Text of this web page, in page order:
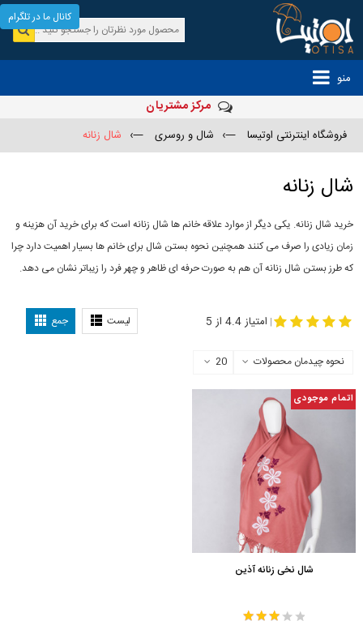
منو
مرکز مشتریان
فروشگاه اینترنتی اوتیسا —› شال و روسری —› شال زنانه
شال زنانه
خرید شال زنانه. یکی دیگر از موارد علاقه خانم ها شال زنانه است که برای خرید آن هزینه و
زمان زیادی را صرف می کنند همچنین نحوه بستن شال برای خانم ها بسیار اهمیت دارد چرا
که طرز بستن شال زنانه آن هم به صورت حرفه ای ظاهر و چهر فرد را زیباتر نشان می دهد.
لیست جمع | امتیاز 4.4 از 5
نحوه چیدمان محصولات 20
اتمام موجودی
شال نخی زنانه آذین
کانال ما در تلگرام